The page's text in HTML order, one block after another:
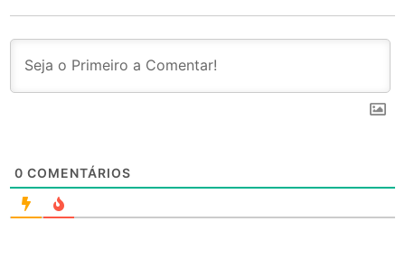
0 COMENTÁRIOS